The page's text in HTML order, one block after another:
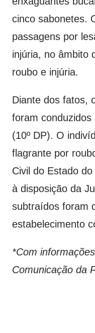
cinco sabonetes.
passagens por
injúria, no âmbito
roubo e injúria.
Diante dos fatos,
foram conduzidos
(10º DP). O
flagrante por
Civil do Estado
à disposição da
subtraídos foram
estabelecimento
*Com
Comunicação da